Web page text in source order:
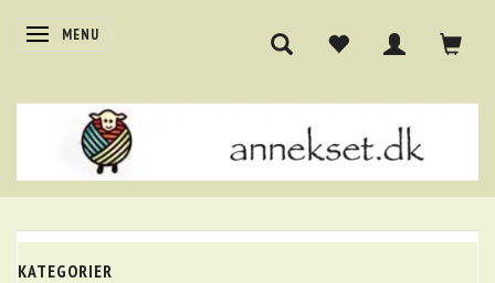
SKIFTE NAVIGATION
MENU
KATEGORIER